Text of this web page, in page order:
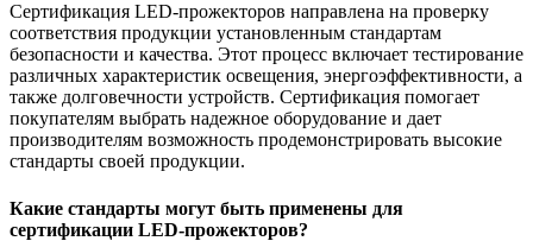
Сертификация LED-прожекторов направлена на проверку
соответствия продукции установленным стандартам
безопасности и качества. Этот процесс включает тестирование
различных характеристик освещения, энергоэффективности, а
также долговечности устройств. Сертификация помогает
покупателям выбрать надежное оборудование и дает
производителям возможность продемонстрировать высокие
стандарты своей продукции.
Какие стандарты могут быть применены для
сертификации LED-прожекторов?